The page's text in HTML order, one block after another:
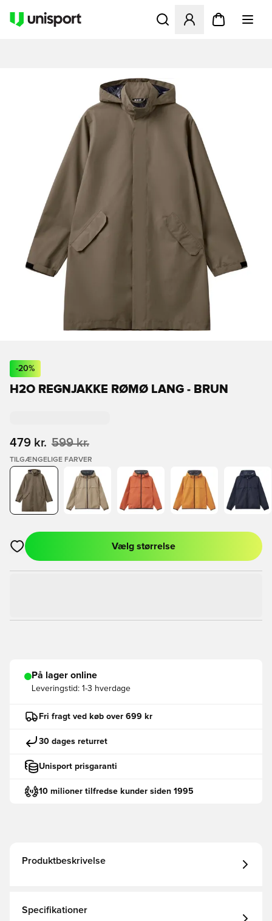
Åbner en Modal til at
-20%
H2O REGNJAKKE RØMØ LANG - BRUN
479 kr. 599 kr.
TILGÆNGELIGE FARVER
Åbner en Modal til at logge ind eller tilmelde dig som medlem
Vælg størrelse
På lager online
Leveringstid: 1-3 hverdage
Fri fragt ved køb over 699 kr
30 dages returret
Unisport prisgaranti
10 milioner tilfredse kunder siden 1995
Produktbeskrivelse
Specifikationer